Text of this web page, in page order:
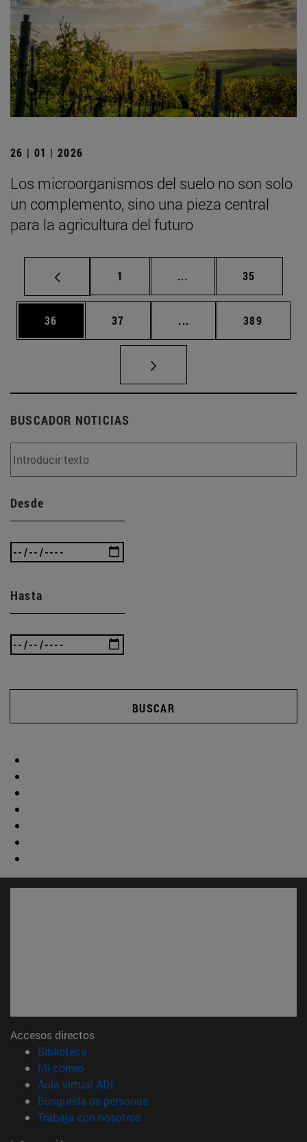
26 | 01 | 2026
Los microorganismos del suelo no son solo
un complemento, sino una pieza central
para la agricultura del futuro
Página
1 ... Páginas intermedias
Página
35
Página
36 Página
37 ... Páginas intermedias
Página
389
BUSCADOR NOTICIAS
Desde
Hasta
BUSCAR
Accesos directos
Biblioteca
Mi correo(abre en nueva ventana)
Aula virtual ADI
Búsqueda de personas(abre en nueva ventana)
Trabaja con nosotros(abre en nueva ventana)